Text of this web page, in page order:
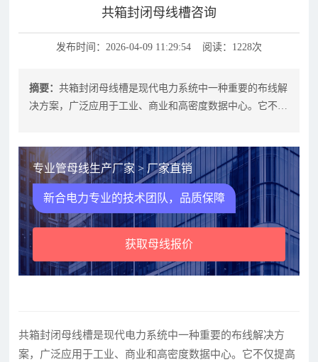
共箱封闭母线槽咨询
发布时间：2026-04-09 11:29:54 阅读：1228次
摘要：共箱封闭母线槽是现代电力系统中一种重要的布线解
决方案，广泛应用于工业、商业和高密度数据中心。它不仅
专业管母线生产厂家 > 厂家直销
新合电力专业的技术团队，品质保障
获取母线报价
共箱封闭母线槽是现代电力系统中一种重要的布线解决方
案，广泛应用于工业、商业和高密度数据中心。它不仅提高